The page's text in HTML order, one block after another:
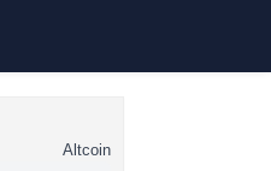
Altcoin